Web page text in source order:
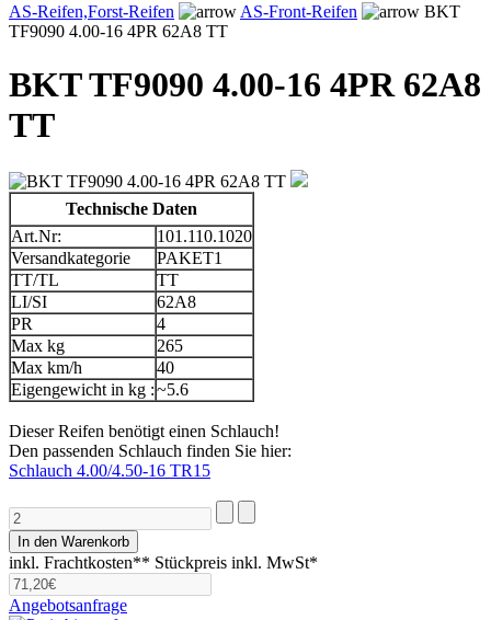
AS-Reifen,Forst-Reifen
AS-Front-Reifen
BKT
TF9090 4.00-16 4PR 62A8 TT
BKT TF9090 4.00-16 4PR 62A8
TT
Technische Daten
Art.Nr:
101.110.1020
Versandkategorie
PAKET1
TT/TL
TT
LI/SI
62A8
PR
4
Max kg
265
Max km/h
40
Eigengewicht in kg :~5.6
Dieser Reifen benötigt einen Schlauch!
Den passenden Schlauch finden Sie hier:
Schlauch 4.00/4.50-16 TR15
inkl. Frachtkosten** Stückpreis inkl. MwSt*
Angebotsanfrage